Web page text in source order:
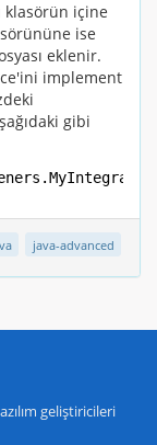
klasörün içine
ise
eklenir.
implement
gibi
java-advanced
geliştiricileri